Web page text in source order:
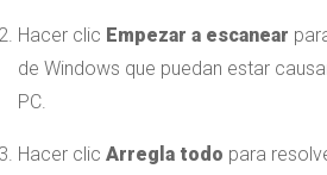
Hacer clic Empezar a escanear
de Windows que puedan estar
PC.
Hacer clic Arregla todo para